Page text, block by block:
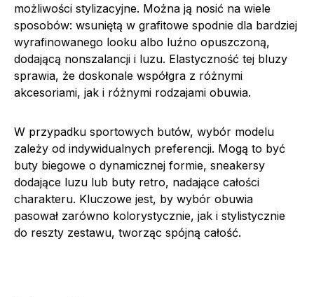
możliwości stylizacyjne. Można ją nosić na wiele
sposobów: wsuniętą w grafitowe spodnie dla bardziej
wyrafinowanego looku albo luźno opuszczoną,
dodającą nonszalancji i luzu. Elastyczność tej bluzy
sprawia, że doskonale współgra z różnymi
akcesoriami, jak i różnymi rodzajami obuwia.
W przypadku sportowych butów, wybór modelu
zależy od indywidualnych preferencji. Mogą to być
buty biegowe o dynamicznej formie, sneakersy
dodające luzu lub buty retro, nadające całości
charakteru. Kluczowe jest, by wybór obuwia
pasował zarówno kolorystycznie, jak i stylistycznie
do reszty zestawu, tworząc spójną całość.